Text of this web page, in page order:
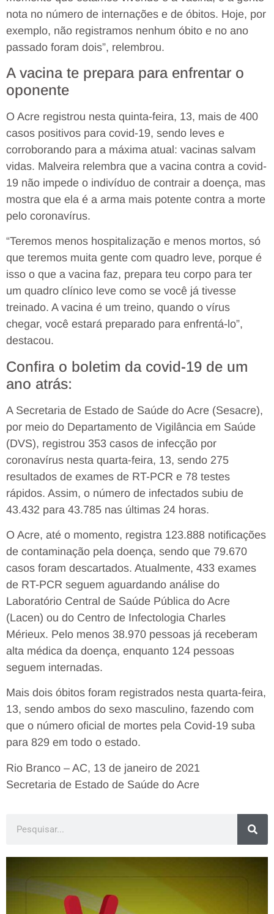
nota no número de internações e de óbitos. Hoje, por
exemplo, não registramos nenhum óbito e no ano
passado foram dois”, relembrou.
A vacina te prepara para enfrentar o
oponente
O Acre registrou nesta quinta-feira, 13, mais de 400
casos positivos para covid-19, sendo leves e
corroborando para a máxima atual: vacinas salvam
vidas. Malveira relembra que a vacina contra a covid-
19 não impede o indivíduo de contrair a doença, mas
mostra que ela é a arma mais potente contra a morte
pelo coronavírus.
“Teremos menos hospitalização e menos mortos, só
que teremos muita gente com quadro leve, porque é
isso o que a vacina faz, prepara teu corpo para ter
um quadro clínico leve como se você já tivesse
treinado. A vacina é um treino, quando o vírus
chegar, você estará preparado para enfrentá-lo”,
destacou.
Confira o boletim da covid-19 de um
ano atrás:
A Secretaria de Estado de Saúde do Acre (Sesacre),
por meio do Departamento de Vigilância em Saúde
(DVS), registrou 353 casos de infecção por
coronavírus nesta quarta-feira, 13, sendo 275
resultados de exames de RT-PCR e 78 testes
rápidos. Assim, o número de infectados subiu de
43.432 para 43.785 nas últimas 24 horas.
O Acre, até o momento, registra 123.888 notificações
de contaminação pela doença, sendo que 79.670
casos foram descartados. Atualmente, 433 exames
de RT-PCR seguem aguardando análise do
Laboratório Central de Saúde Pública do Acre
(Lacen) ou do Centro de Infectologia Charles
Mérieux. Pelo menos 38.970 pessoas já receberam
alta médica da doença, enquanto 124 pessoas
seguem internadas.
Mais dois óbitos foram registrados nesta quarta-feira,
13, sendo ambos do sexo masculino, fazendo com
que o número oficial de mortes pela Covid-19 suba
para 829 em todo o estado.
Rio Branco – AC, 13 de janeiro de 2021
Secretaria de Estado de Saúde do Acre